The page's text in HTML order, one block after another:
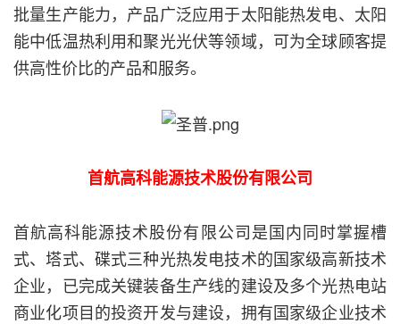
批量生产能力，产品广泛应用于太阳能热发电、太阳
能中低温热利用和聚光光伏等领域，可为全球顾客提
供高性价比的产品和服务。
首航高科能源技术股份有限公司
首航高科能源技术股份有限公司是国内同时掌握槽
式、塔式、碟式三种光热发电技术的国家级高新技术
企业，已完成关键装备生产线的建设及多个光热电站
商业化项目的投资开发与建设，拥有国家级企业技术